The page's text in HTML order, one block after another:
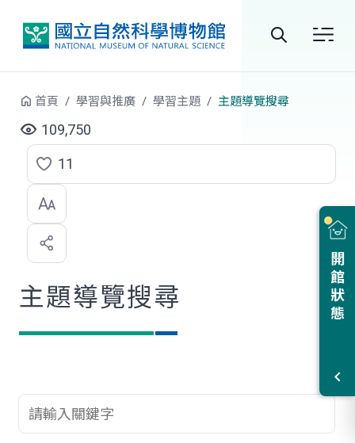
站
尋
開館狀態
首頁 學習與推廣 學習主題 主題導覽搜尋
109,750
點
選
喜
歡
11
主題導覽搜尋
查詢關鍵字